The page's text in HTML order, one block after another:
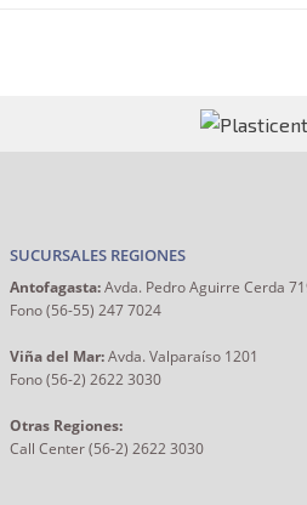
SUCURSALES REGIONES
Antofagasta:Avda. Pedro Aguirre Cerda
Fono (56-55) 247 7024
Viña del Mar:Avda. Valparaíso 1201
Fono (56-2) 2622 3030
Otras Regiones:
Call Center (56-2) 2622 3030